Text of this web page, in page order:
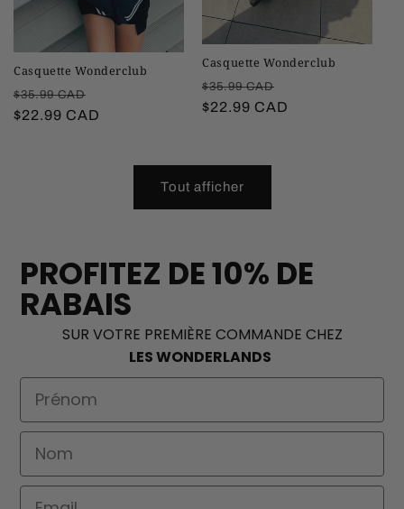
Casquette Wonderclub
Prix
habituel
$35.99 CAD
promotionnel
$22.99 CAD
Casquette Wonderclub
Prix
habituel
$35.99 CAD
promotionnel
$22.99 CAD
Tout afficher
PROFITEZ DE 10% DE
RABAIS
SUR VOTRE PREMIÈRE COMMANDE CHEZ
LES WONDERLANDS
First Name
Nom
Email